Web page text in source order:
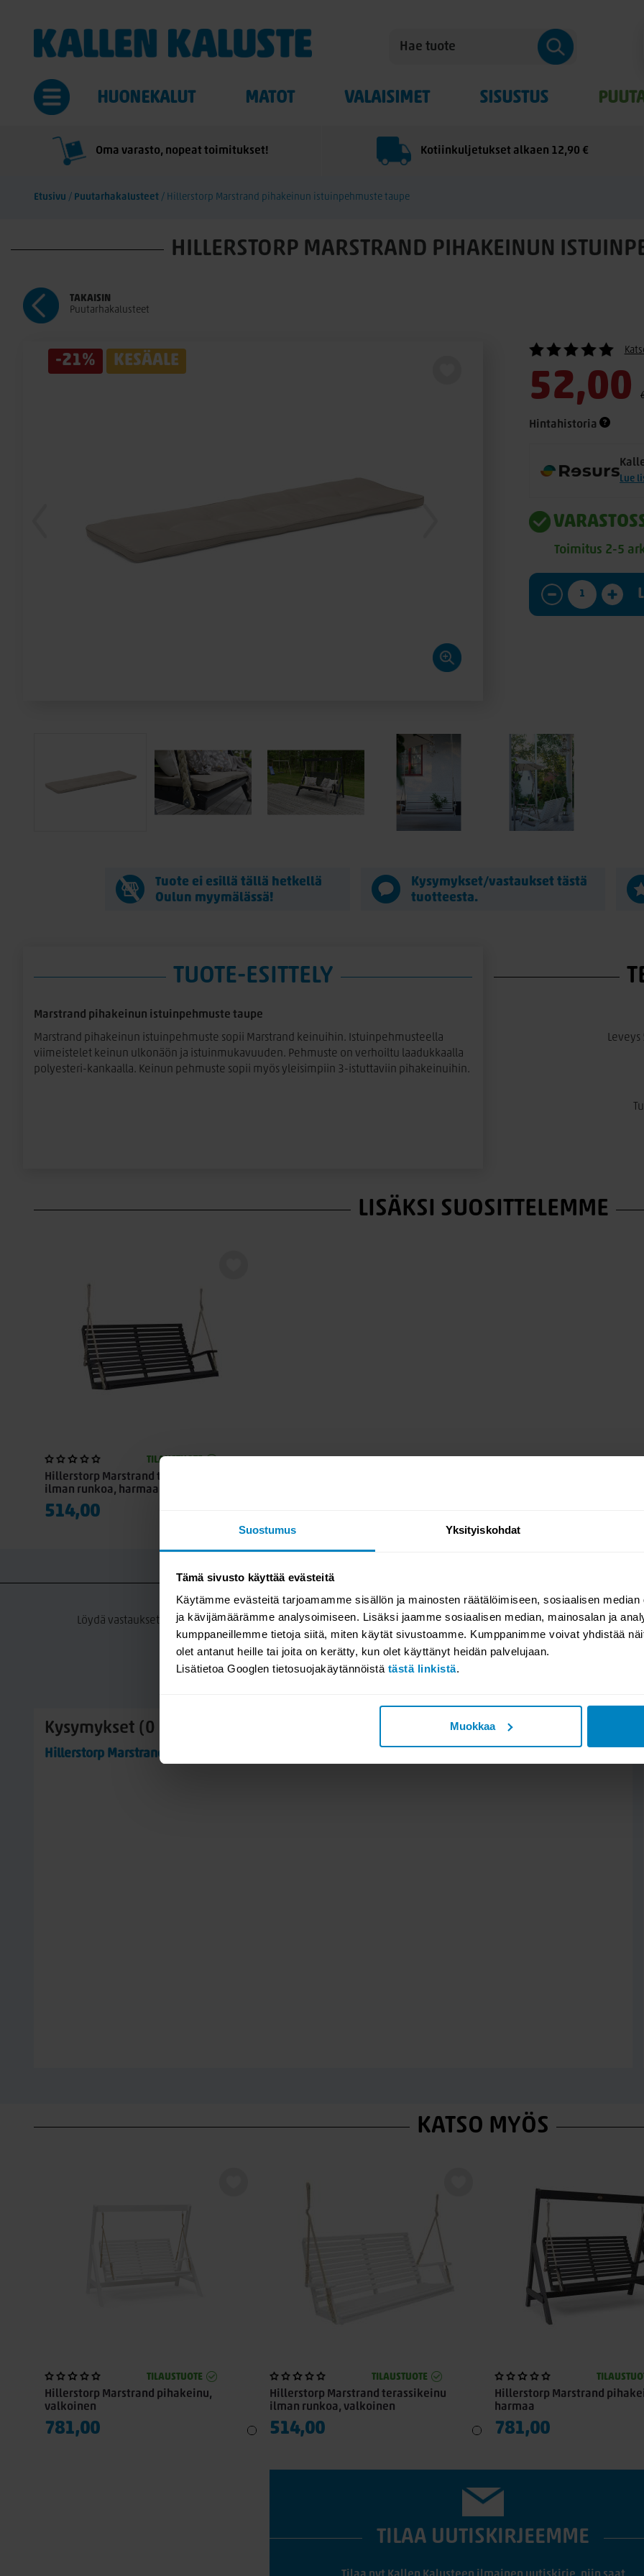
Suostumus Yksityiskohdat
Tämä sivusto käyttää evästeitä
Käytämme evästeitä tarjoamamme sisällön ja mainosten räätälöimiseen, sosiaalisen
ja kävijämäärämme analysoimiseen. Lisäksi jaamme sosiaalisen median, mainosalan ja
kumppaneillemme tietoja siitä, miten käytät sivustoamme. Kumppanimme voivat yhdistää
olet antanut heille tai joita on kerätty, kun olet käyttänyt heidän palvelujaan.
Lisätietoa Googlen tietosuojakäytännöistä tästä linkistä.
Muokkaa
HUONEKALUT MATOT VALAISIMET SISUSTUS
Oma varasto, nopeat toimitukset! Kotiinkuljetukset alkaen 12,90 €
Etusivu / Puutarhakalusteet / Hillerstorp Marstrand pihakeinun istuinpehmuste taupe
HILLERSTORP MARSTRAND PIHAKEINUN
TAKAISIN
Puutarhakalusteet
-21% KESÄALE
52,00
Hintahistoria
Lue
Toimitus 2-5
Tuote ei esillä tällä hetkellä
Oulun myymälässä!
Kysymykset/vastaukset tästä
tuotteesta.
TUOTE-ESITTELY
Marstrand pihakeinun istuinpehmuste taupe
Marstrand pihakeinun istuinpehmuste sopii Marstrand keinuihin. Istuinpehmusteella
viimeistelet keinun ulkonäön ja istuinmukavuuden. Pehmuste on verhoiltu laadukkaalla
polyesteri-kankaalla. Keinun pehmuste sopii myös yleisimpiin 3-istuttaviin pihakeinuihin.
LISÄKSI SUOSITTELEMME
TILAUSTUOTE
Hillerstorp Marstrand terassikeinu
ilman runkoa, harmaa
514,00
KYSYMYKSET /
Löydä vastaukset tuotteeseen liittyviin kysymyksiin tai jätä kysymyksesi, niin vastaamme. Katso millaisia
Valitse osio:
Kysymykset (0 kpl)
Hillerstorp Marstrand pihakeinun istuinpehmuste taupe
KATSO MYÖS
TILAUSTUOTE
Hillerstorp Marstrand pihakeinu,
valkoinen
781,00
TILAUSTUOTE
Hillerstorp Marstrand terassikeinu
ilman runkoa, valkoinen
514,00
Hillerstorp Marstrand
harmaa
781,00
TILAA UUTISKIRJEEMME